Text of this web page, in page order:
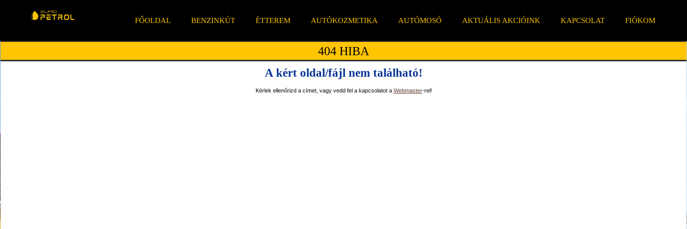
FŐOLDAL BENZINKÚT ÉTTEREM AUTÓKOZMETIKA AUTÓMOSÓ AKTUÁLIS AKCIÓINK KAPCSOLAT FIÓKOM
404 HIBA
A kért oldal/fájl nem található!
Kérlek ellenőrizd a címet, vagy vedd fel a kapcsolatot a Webmaster-rel!